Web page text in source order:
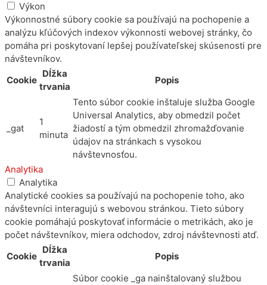
Výkon
Výkonnostné súbory cookie sa používajú na pochopenie a
analýzu kľúčových indexov výkonnosti webovej stránky, čo
pomáha pri poskytovaní lepšej používateľskej skúsenosti pre
návštevníkov.
Cookie
Dĺžka
trvania
Popis
_gat
1
minuta
Tento súbor cookie inštaluje služba Google
Universal Analytics, aby obmedzil počet
žiadostí a tým obmedzil zhromažďovanie
údajov na stránkach s vysokou
návštevnosťou.
Analytika
Analytika
Analytické cookies sa používajú na pochopenie toho, ako
návštevníci interagujú s webovou stránkou. Tieto súbory
cookie pomáhajú poskytovať informácie o metrikách, ako je
počet návštevníkov, miera odchodov, zdroj návštevnosti atď.
Cookie
Dĺžka
trvania
Popis
Súbor cookie _ga nainštalovaný službou